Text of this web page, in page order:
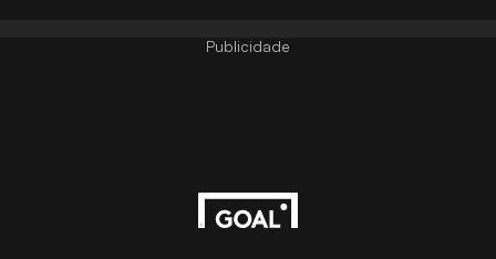
Publicidade